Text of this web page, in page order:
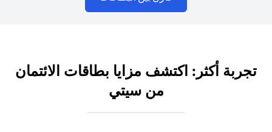
تجربة أكثر: اكتشف مزايا بطاقات الائتمان
من سيتي